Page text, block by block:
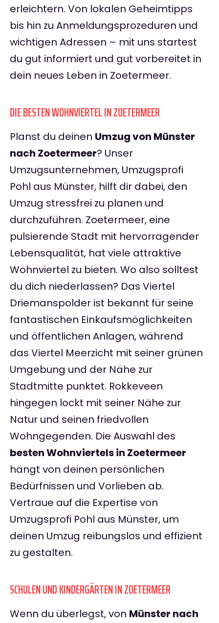
erleichtern. Von lokalen Geheimtipps
bis hin zu Anmeldungsprozeduren und
wichtigen Adressen – mit uns startest
du gut informiert und gut vorbereitet in
dein neues Leben in Zoetermeer.
DIE BESTEN WOHNVIERTEL IN ZOETERMEER
Planst du deinen Umzug von Münster
nach Zoetermeer? Unser
Umzugsunternehmen, Umzugsprofi
Pohl aus Münster, hilft dir dabei, den
Umzug stressfrei zu planen und
durchzuführen. Zoetermeer, eine
pulsierende Stadt mit hervorragender
Lebensqualität, hat viele attraktive
Wohnviertel zu bieten. Wo also solltest
du dich niederlassen? Das Viertel
Driemanspolder ist bekannt für seine
fantastischen Einkaufsmöglichkeiten
und öffentlichen Anlagen, während
das Viertel Meerzicht mit seiner grünen
Umgebung und der Nähe zur
Stadtmitte punktet. Rokkeveen
hingegen lockt mit seiner Nähe zur
Natur und seinen friedvollen
Wohngegenden. Die Auswahl des
besten Wohnviertels in Zoetermeer
hängt von deinen persönlichen
Bedürfnissen und Vorlieben ab.
Vertraue auf die Expertise von
Umzugsprofi Pohl aus Münster, um
deinen Umzug reibungslos und effizient
zu gestalten.
SCHULEN UND KINDERGÄRTEN IN ZOETERMEER
Wenn du überlegst, von Münster nach